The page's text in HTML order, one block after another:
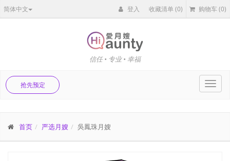
简体中文 登入 收藏清单(0) 购物车(0)
信任 • 专业 • 幸福
抢先预定
首页 严选月嫂 吳鳳珠月嫂